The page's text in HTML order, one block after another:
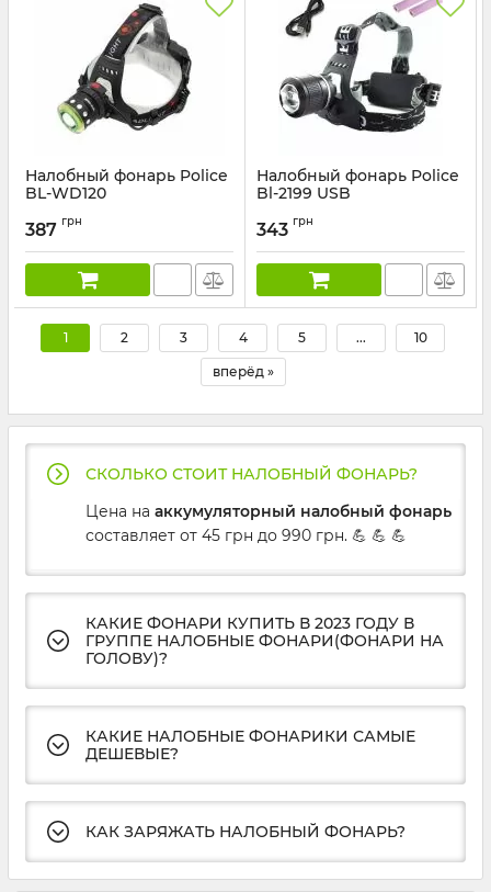
Налобный фонарь Police
BL-WD120
387 грн
Налобный фонарь Police
Bl-2199 USB
343 грн
1 2 3 4 5 ... 10
вперёд »
СКОЛЬКО СТОИТ НАЛОБНЫЙ ФОНАРЬ?
Цена на аккумуляторный налобный фонарь
составляет от 45 грн до 990 грн. 💪 💪 💪
КАКИЕ ФОНАРИ КУПИТЬ В 2023 ГОДУ В
ГРУППЕ НАЛОБНЫЕ ФОНАРИ(ФОНАРИ НА
ГОЛОВУ)?
КАКИЕ НАЛОБНЫЕ ФОНАРИКИ САМЫЕ
ДЕШЕВЫЕ?
КАК ЗАРЯЖАТЬ НАЛОБНЫЙ ФОНАРЬ?